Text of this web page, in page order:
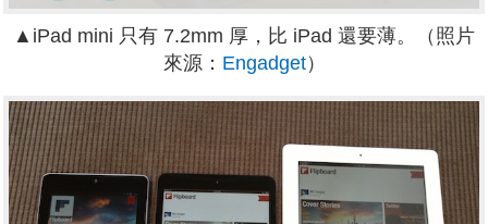
▲iPad mini 只有 7.2mm 厚，比 iPad 還要薄。（照片
來源： Engadget）